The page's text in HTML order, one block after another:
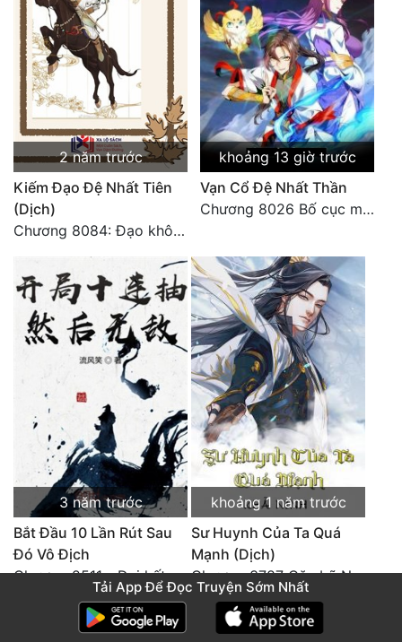
2 năm trước
Kiếm Đạo Đệ Nhất Tiên
(Dịch)
Chương 8084: Đạo không bờ bến (Đại kết cục) (10)
khoảng 13 giờ trước
Vạn Cổ Đệ Nhất Thần
Chương 8026 Bố cục mới
3 năm trước
Bắt Đầu 10 Lần Rút Sau
Đó Vô Địch
Chương 2511 - Đại kết cục, Phiên ngoại thiên: Chư thiên quy nhất giới, vĩnh hằng thế giới. Hết!
khoảng 1 năm trước
Sư Huynh Của Ta Quá
Mạnh (Dịch)
Chương 3787 Cặn bã Nam Thiên Đạo
Tải App Để Đọc Truyện Sớm Nhất